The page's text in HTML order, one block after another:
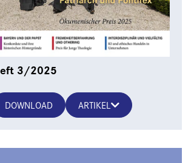
3/2025
DOWNLOAD ARTIKEL